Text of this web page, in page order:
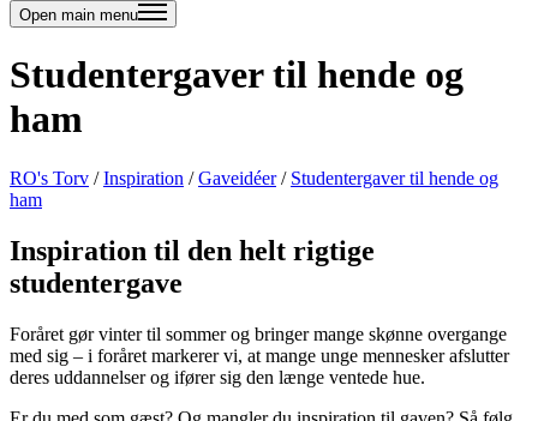
Open main menu
Studentergaver til hende og
ham
RO's Torv /Inspiration /Gaveidéer/ Studentergaver til hende og
ham
Inspiration til den helt rigtige
studentergave
Foråret gør vinter til sommer og bringer mange skønne overgange
med sig – i foråret markerer vi, at mange unge mennesker afslutter
deres uddannelser og ifører sig den længe ventede hue.